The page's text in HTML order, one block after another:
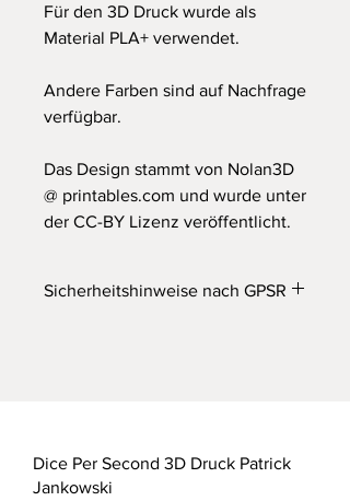
Für den 3D Druck wurde als
Material PLA+ verwendet.
Andere Farben sind auf Nachfrage
verfügbar.
Das Design stammt von Nolan3D
@ printables.com und wurde unter
der CC-BY Lizenz veröffentlicht.
Sicherheitshinweise nach GPSR
Dieses Produkt wurde im FDM 3D
Druck Verfahren aus Filament
Dice Per Second 3D Druck Patrick
Jankowski